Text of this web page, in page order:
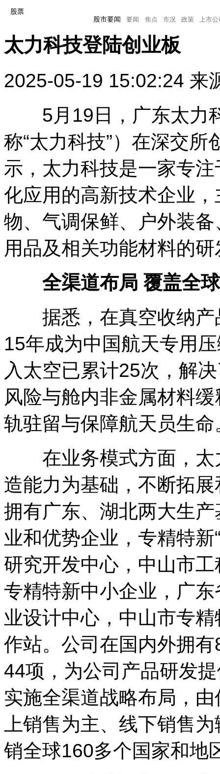
股市要闻 要闻 焦点 市况 政策
股票
股市要闻
要闻 焦点 市况 政策 上市公
太力科技登陆创业板
2025-05-19 15:02:24 来
5月19日，广东太力
称“太力科技”）在深交
示，太力科技是一家专
化应用的高新技术企业
物、气调保鲜、户外装
用品及相关功能材料的
全渠道布局 覆盖全
据悉，在真空收纳产
15年成为中国航天专用
入太空已累计25次，解
风险与舱内非金属材料
轨驻留与保障航天员生命
在业务模式方面，太
造能力为基础，不断拓
拥有广东、湖北两大生
业和优势企业，专精特
研究开发中心，中山市
专精特新中小企业，广
业设计中心，中山市专
作站。公司在国内外拥
44项，为公司产品研发
实施全渠道战略布局，
上销售为主、线下销售
销全球160多个国家和地